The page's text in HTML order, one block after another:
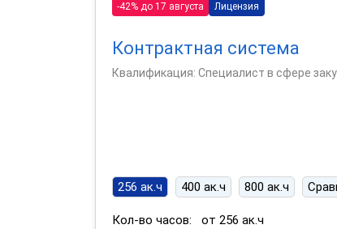
-42% до 17 августа Лицензия
Контрактная система
Квалификация: Специалист в сфере
256 ак.ч 400 ак.ч 800 ак.ч
Кол-во часов:
от 256 ак.ч